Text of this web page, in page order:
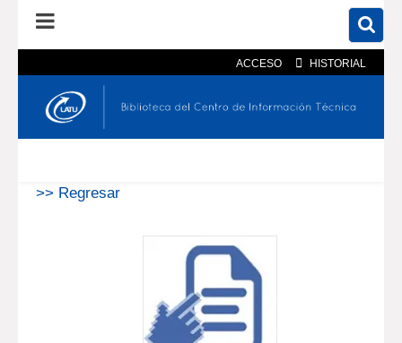
ACCESO HISTORIAL
En el catálogo En el sitio
>> Regresar